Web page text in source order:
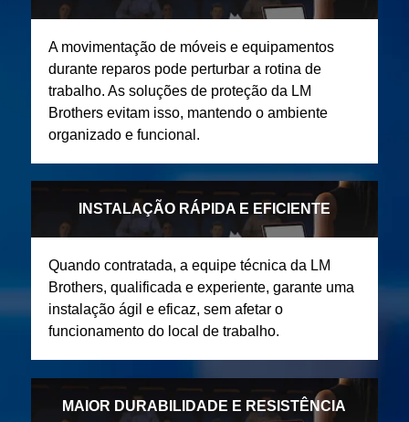
A movimentação de móveis e equipamentos
durante reparos pode perturbar a rotina de
trabalho. As soluções de proteção da LM
Brothers evitam isso, mantendo o ambiente
organizado e funcional.
INSTALAÇÃO RÁPIDA E EFICIENTE
Quando contratada, a equipe técnica da LM
Brothers, qualificada e experiente, garante uma
instalação ágil e eficaz, sem afetar o
funcionamento do local de trabalho.
MAIOR DURABILIDADE E RESISTÊNCIA